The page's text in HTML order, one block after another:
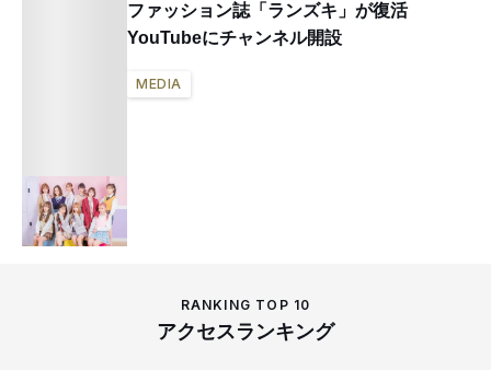
ファッション誌「ランズキ」が復活
YouTubeにチャンネル開設
MEDIA
RANKING TOP 10
アクセスランキング